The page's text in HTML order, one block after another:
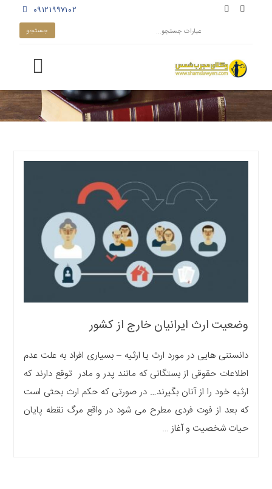
۰۹۱۲۱۹۹۷۱۰۲
وضعیت ارث ایرانیان خارج از کشور
دانستنی هایی در مورد ارث یا ارثیه – بسیاری افراد به علت عدم
اطلاعات حقوقی از بستگانی که مانند پدر و مادر توقع دارند که
ارثیه خود را از آنان بگیرند… در صورتی که حکم ارث بحثی است
که بعد از فوت فردی مطرح می شود در واقع مرگ نقطه پایان
حیات شخصیت و آغاز …